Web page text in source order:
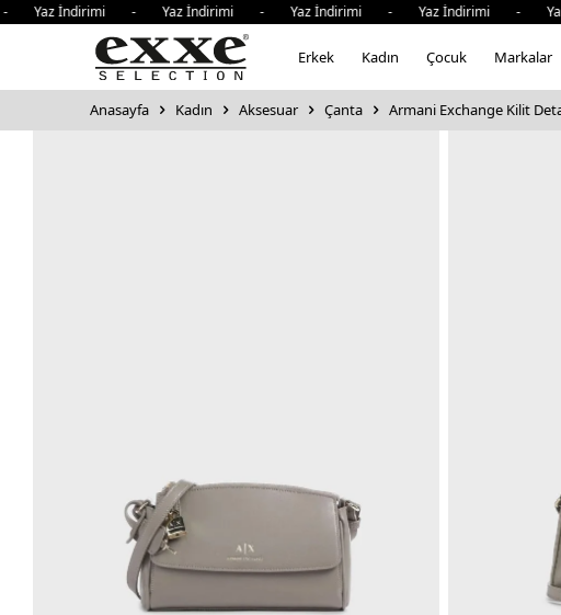
İndirimi - Yaz İndirimi - Yaz İndirimi - Yaz İndirimi -
Erkek Kadın Çocuk Markalar
Anasayfa Kadın Aksesuar Çanta Armani Exchange Kilit